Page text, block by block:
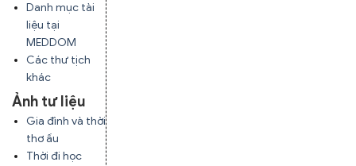
Danh mục tài
liệu tại
MEDDOM
Các thư tịch
khác
Ảnh tư liệu
Gia đình và thời
thơ ấu
Thời đi học